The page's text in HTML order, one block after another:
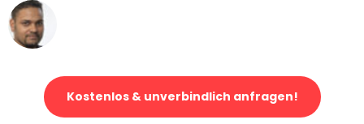
Kostenlos & unverbindlich anfragen!